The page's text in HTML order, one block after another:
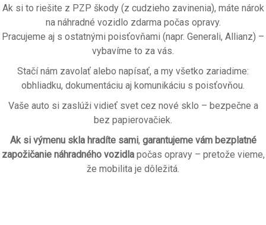
Ak si to riešite z PZP škody (z cudzieho zavinenia), máte nárok
na náhradné vozidlo zdarma počas opravy.
Pracujeme aj s ostatnými poisťovňami (napr. Generali, Allianz) –
vybavíme to za vás.
Stačí nám zavolať alebo napísať, a my všetko zariadime:
obhliadku, dokumentáciu aj komunikáciu s poisťovňou.
Vaše auto si zaslúži vidieť svet cez nové sklo – bezpečne a
bez papierovačiek.
Ak si výmenu skla hradíte sami, garantujeme vám bezplatné
zapožičanie náhradného vozidlapočas opravy – pretože vieme,
že mobilita je dôležitá.